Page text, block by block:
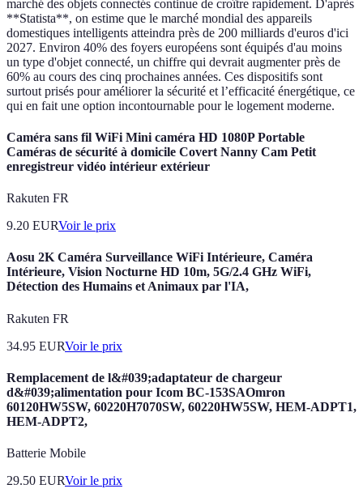
marché des objets connectés continue de croître rapidement. D'après
**Statista**, on estime que le marché mondial des appareils
domestiques intelligents atteindra près de 200 milliards d'euros d'ici
2027. Environ 40% des foyers européens sont équipés d'au moins
un type d'objet connecté, un chiffre qui devrait augmenter près de
60% au cours des cinq prochaines années. Ces dispositifs sont
surtout prisés pour améliorer la sécurité et l’efficacité énergétique, ce
qui en fait une option incontournable pour le logement moderne.
Caméra sans fil WiFi Mini caméra HD 1080P Portable
Caméras de sécurité à domicile Covert Nanny Cam Petit
enregistreur vidéo intérieur extérieur
Rakuten FR
9.20 EURVoir le prix
Aosu 2K Caméra Surveillance WiFi Intérieure, Caméra
Intérieure, Vision Nocturne HD 10m, 5G/2.4 GHz WiFi,
Détection des Humains et Animaux par l'IA,
Rakuten FR
34.95 EURVoir le prix
Remplacement de l&#039;adaptateur de chargeur
d&#039;alimentation pour Icom BC-153SAOmron
60120HW5SW, 60220H7070SW, 60220HW5SW, HEM-ADPT1,
HEM-ADPT2,
Batterie Mobile
29.50 EURVoir le prix